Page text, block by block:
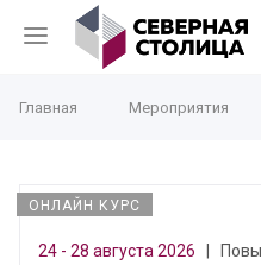
Главная Мероприятия
ОНЛАЙН КУРС
24 - 28 августа 2026